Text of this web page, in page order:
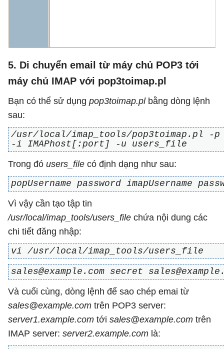
5. Di chuyển email từ máy chủ POP3 tới
máy chủ IMAP với pop3toimap.pl
Bạn có thể sử dụng pop3toimap.pl bằng dòng lệnh
sau:
/usr/local/imap_tools/pop3toimap.pl -p
-i IMAPhost[:port] -u users_file
Trong đó users_file có định dạng như sau:
popUsername password imapUsername
Vì vậy cần tạo tập tin
/usr/local/imap_tools/users_file chứa nội dung các
chi tiết đăng nhập:
vi /usr/local/imap_tools/users_file
sales@example.com secret
Và cuối cùng, dòng lệnh để sao chép emai từ
sales@example.com trên POP3 server:
server1.example.com tới sales@example.com trên
IMAP server: server2.example.com là: